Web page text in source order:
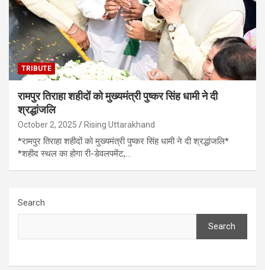
TRIBUTE
रामपुर तिराहा शहीदों को मुख्यमंत्री पुष्कर सिंह धामी ने दी
श्रद्धांजलि
October 2, 2025 Rising Uttarakhand
*रामपुर तिराहा शहीदों को मुख्यमंत्री पुष्कर सिंह धामी ने दी श्रद्धांजलि*
*शहीद स्थल का होगा री-डेवलपमेंट,…
Search
Search